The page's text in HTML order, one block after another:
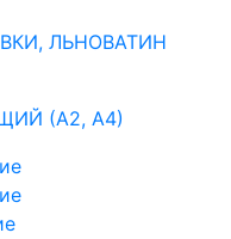
ЛЬНОВАТИН
(А2, А4)